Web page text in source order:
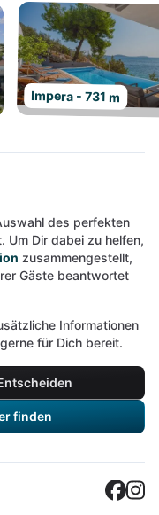
Impera - 731 m
des perfekten
Um Dir dabei zu helfen,
zusammengestellt,
Gäste beantwortet
Informationen
für Dich bereit.
finden